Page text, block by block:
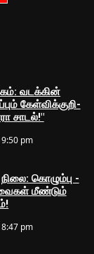
வடக்கின்
கேள்விக்குறி-
சாடல்!"
pm
நிலை: கொழும்பு -
மீண்டும்
pm